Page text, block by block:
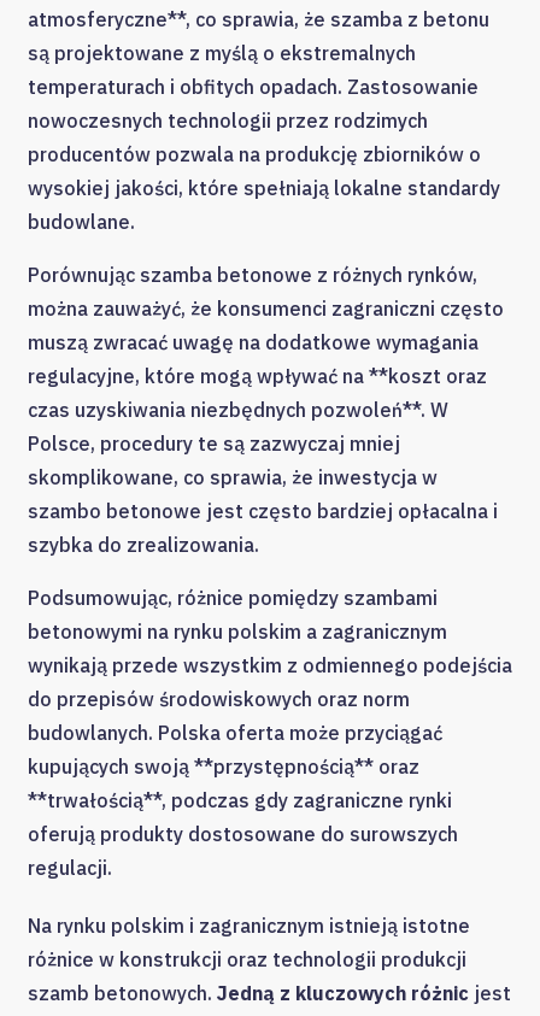
atmosferyczne**, co sprawia, że szamba z betonu
są projektowane z myślą o ekstremalnych
temperaturach i obfitych opadach. Zastosowanie
nowoczesnych technologii przez rodzimych
producentów pozwala na produkcję zbiorników o
wysokiej jakości, które spełniają lokalne standardy
budowlane.
Porównując szamba betonowe z różnych rynków,
można zauważyć, że konsumenci zagraniczni często
muszą zwracać uwagę na dodatkowe wymagania
regulacyjne, które mogą wpływać na **koszt oraz
czas uzyskiwania niezbędnych pozwoleń**. W
Polsce, procedury te są zazwyczaj mniej
skomplikowane, co sprawia, że inwestycja w
szambo betonowe jest często bardziej opłacalna i
szybka do zrealizowania.
Podsumowując, różnice pomiędzy szambami
betonowymi na rynku polskim a zagranicznym
wynikają przede wszystkim z odmiennego podejścia
do przepisów środowiskowych oraz norm
budowlanych. Polska oferta może przyciągać
kupujących swoją **przystępnością** oraz
**trwałością**, podczas gdy zagraniczne rynki
oferują produkty dostosowane do surowszych
regulacji.
Na rynku polskim i zagranicznym istnieją istotne
różnice w konstrukcji oraz technologii produkcji
szamb betonowych. Jedną z kluczowych różnic jest